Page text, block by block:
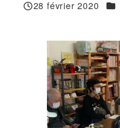
Publié
28 février 2020